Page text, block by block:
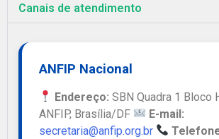
Canais de atendimento
ANFIP Nacional
Endereço: SBN Quadra 1 Bloco
ANFIP, Brasília/DF
E-mail:
secretaria@anfip.org.br